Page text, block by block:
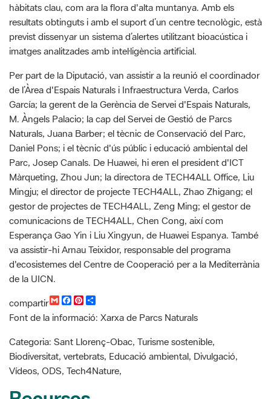
hàbitats clau, com ara la flora d'alta muntanya. Amb els
resultats obtinguts i amb el suport d’un centre tecnològic, està
previst dissenyar un sistema d’alertes utilitzant bioacústica i
imatges analitzades amb intel·ligència artificial.
Per part de la Diputació, van assistir a la reunió el coordinador
de l’Àrea d'Espais Naturals i Infraestructura Verda, Carlos
García; la gerent de la Gerència de Servei d'Espais Naturals,
M. Àngels Palacio; la cap del Servei de Gestió de Parcs
Naturals, Juana Barber; el tècnic de Conservació del Parc,
Daniel Pons; i el tècnic d'ús públic i educació ambiental del
Parc, Josep Canals. De Huawei, hi eren el president d'ICT
Màrqueting, Zhou Jun; la directora de TECH4ALL Office, Liu
Mingju; el director de projecte TECH4ALL, Zhao Zhigang; el
gestor de projectes de TECH4ALL, Zeng Ming; el gestor de
comunicacions de TECH4ALL, Chen Cong, així com
Esperança Gao Yin i Liu Xingyun, de Huawei Espanya. També
va assistir-hi Arnau Teixidor, responsable del programa
d'ecosistemes del Centre de Cooperació per a la Mediterrània
de la UICN.
compartir
G
a
l
F
c
b
o
o
k
P
n
e
r
e
s
t
m
a
r
t
i
r
Font de la informació: Xarxa de Parcs Naturals
Categoria: Sant Llorenç-Obac, Turisme sostenible,
Biodiversitat, vertebrats, Educació ambiental, Divulgació,
Vídeos, ODS, Tech4Nature,